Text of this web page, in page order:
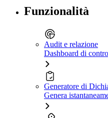
Funzionalità
Audit e relazione
Dashboard di
Generatore di
Genera